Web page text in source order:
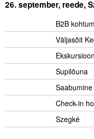
26. september, reede,
B2B
Väljasõit
Supilõuna
Check-in
Szegké